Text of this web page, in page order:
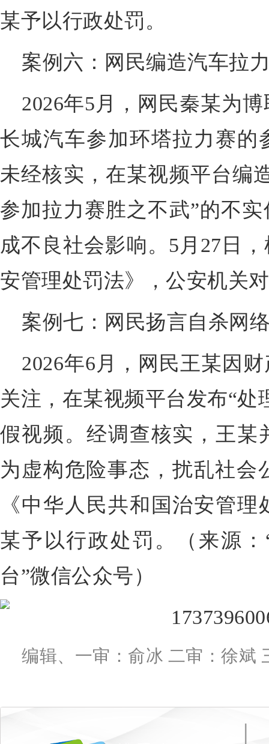
某予以行政处罚。
案例六：网民编造汽车拉
2026年5月，网民秦某为
长城汽车参加环塔拉力赛的
未经核实，在某视频平台编
参加拉力赛胜之不武”的不
成不良社会影响。5月27日
安管理处罚法》，公安机关
案例七：网民扬言自杀网
2026年6月，网民王某因
关注，在某视频平台发布“处
假视频。经调查核实，王某
为虚构危险事态，扰乱社会
《中华人民共和国治安管
某予以行政处罚。（来源
台”微信公众号）
编辑、一审：俞冰 二审：徐斌